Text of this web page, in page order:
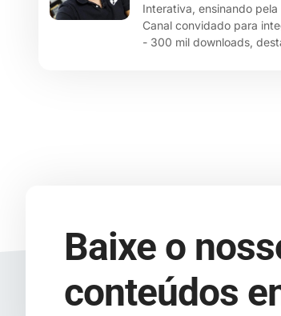
Interativa, ensinando
Canal convidado para
- 300 mil downloads,
Baixe o
conteúdos